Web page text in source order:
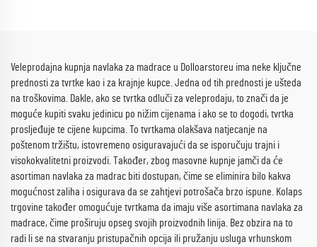
Veleprodajna kupnja navlaka za madrace u Dolloarstoreu ima neke ključne
prednosti za tvrtke kao i za krajnje kupce. Jedna od tih prednosti je ušteda
na troškovima. Dakle, ako se tvrtka odluči za veleprodaju, to znači da je
moguće kupiti svaku jedinicu po nižim cijenama i ako se to dogodi, tvrtka
prosljeđuje te cijene kupcima. To tvrtkama olakšava natjecanje na
poštenom tržištu, istovremeno osiguravajući da se isporučuju trajni i
visokokvalitetni proizvodi. Također, zbog masovne kupnje jamči da će
asortiman navlaka za madrac biti dostupan, čime se eliminira bilo kakva
mogućnost zaliha i osigurava da se zahtjevi potrošača brzo ispune. Kolaps
trgovine također omogućuje tvrtkama da imaju više asortimana navlaka za
madrace, čime proširuju opseg svojih proizvodnih linija. Bez obzira na to
radi li se na stvaranju pristupačnih opcija ili pružanju usluga vrhunskom